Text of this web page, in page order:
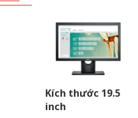
Kích thước 19.5
inch